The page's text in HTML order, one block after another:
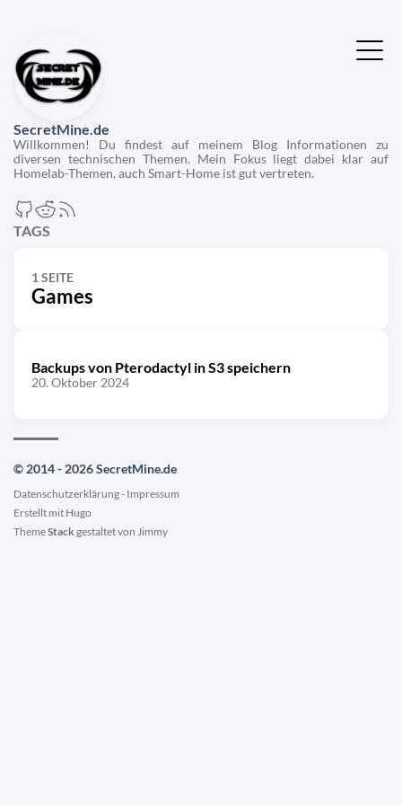
SecretMine.de
Willkommen! Du findest auf meinem Blog Informationen zu
diversen technischen Themen. Mein Fokus liegt dabei klar auf
Homelab-Themen, auch Smart-Home ist gut vertreten.
TAGS
1 SEITE
Games
Backups von Pterodactyl in S3 speichern
20. Oktober 2024
© 2014 - 2026 SecretMine.de
Datenschutzerklärung- Impressum
Erstellt mit Hugo
ThemeStackgestaltet von Jimmy